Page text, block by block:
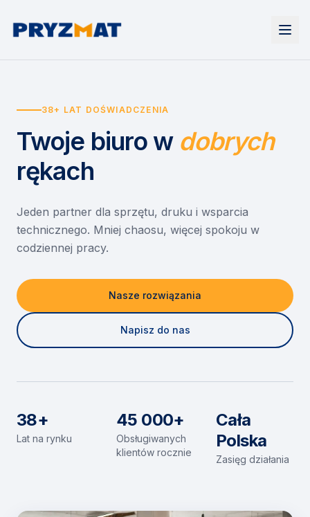
Urządzenia
Drukarki i urządzenia wielofunkcyjne
Etykiety i identyfikacja
Skanery i obieg dokumentów
Monitory interaktywne
Niszczarki dokumentów
Wynajem drukarek
Wynajem urządzeń biurowych
Asystent druku
EZD RP
Misja szkoła
Serwis
O nas
Kontakt
38+ LAT DOŚWIADCZENIA
Twoje biuro w dobrych
rękach
Jeden partner dla sprzętu, druku i wsparcia
technicznego. Mniej chaosu, więcej spokoju w
codziennej pracy.
Nasze rozwiązania
Napisz do nas
38+
Lat na rynku
45 000+
Obsługiwanych
klientów rocznie
Cała
Polska
Zasięg działania